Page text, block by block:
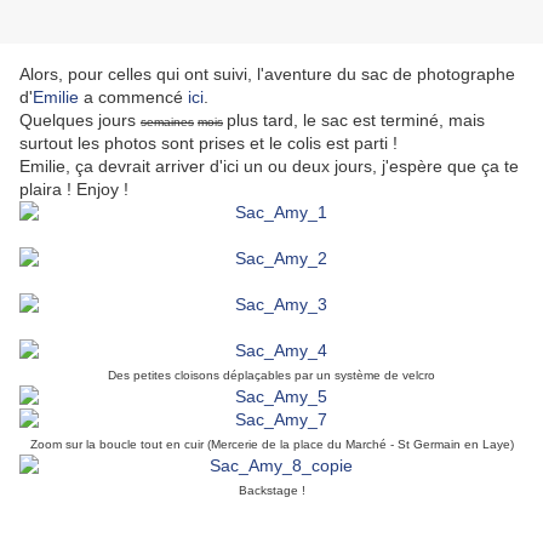
Alors, pour celles qui ont suivi, l'aventure du sac de photographe
d'Emilie a commencé ici
Quelques jours semaines mois plus tard, le sac est terminé, mais
surtout les photos sont prises et le colis est parti !
Emilie, ça devrait arriver d'ici un ou deux jours, j'espère que ça te
plaira ! Enjoy !
Des petites cloisons déplaçables par un système de velcro
Zoom sur la boucle tout en cuir (Mercerie de la place du Marché - St Germain en Laye)
Backstage !